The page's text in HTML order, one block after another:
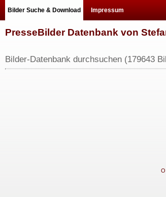
Bilder Suche & Download Impressum
PresseBilder Datenbank von
Bilder-Datenbank durchsuchen (179643
O